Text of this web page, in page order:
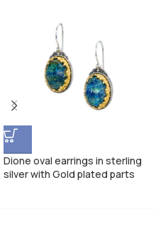
Dione oval earrings in sterling
silver with Gold plated parts